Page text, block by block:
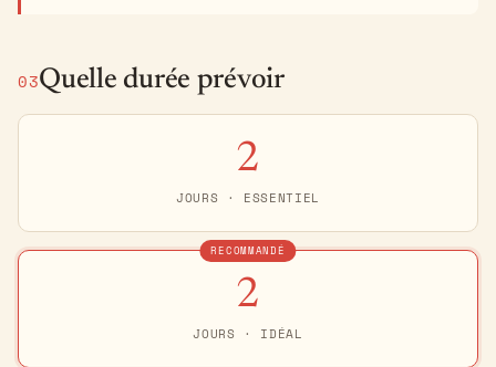
03Quelle durée prévoir
2
JOURS · ESSENTIEL
RECOMMANDÉ
2
JOURS · IDÉAL